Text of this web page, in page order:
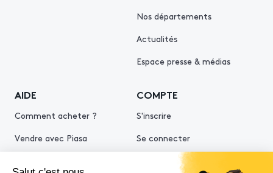
Nos départements
Actualités
Espace presse & médias
AIDE
Comment acheter ?
Vendre avec Piasa
COMPTE
S'inscrire
Se connecter